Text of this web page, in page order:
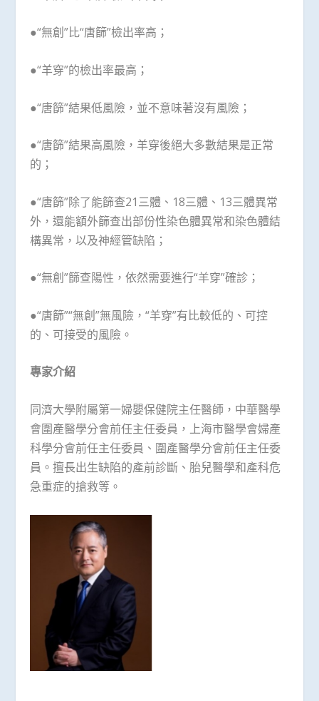
●“無創”比“唐篩”檢出率高；
●“羊穿”的檢出率最高；
●“唐篩”結果低風險，並不意味著沒有風險；
●“唐篩”結果高風險，羊穿後絕大多數結果是正常
的；
●“唐篩”除了能篩查21三體、18三體、13三體異常
外，還能額外篩查出部份性染色體異常和染色體結
構異常，以及神經管缺陷；
●“無創”篩查陽性，依然需要進行“羊穿”確診；
●“唐篩”“無創”無風險，“羊穿”有比較低的、可控
的、可接受的風險。
專家介紹
同濟大學附屬第一婦嬰保健院主任醫師，中華醫學
會圍產醫學分會前任主任委員，上海市醫學會婦產
科學分會前任主任委員、圍產醫學分會前任主任委
員。擅長出生缺陷的產前診斷、胎兒醫學和產科危
急重症的搶救等。